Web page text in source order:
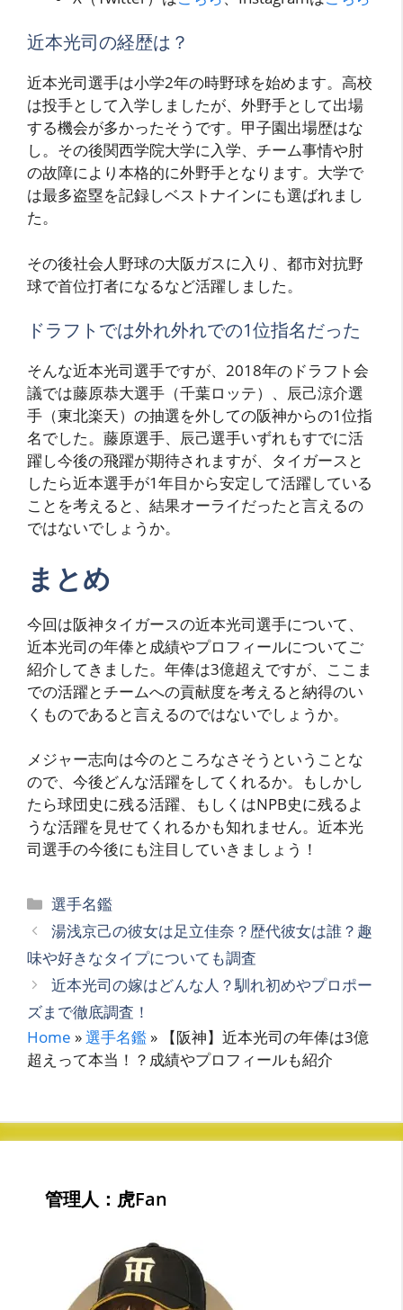
近本光司の経歴は？
近本光司選手は小学2年の時野球を始めます。高校
は投手として入学しましたが、外野手として出場
する機会が多かったそうです。甲子園出場歴はな
し。その後関西学院大学に入学、チーム事情や肘
の故障により本格的に外野手となります。大学で
は最多盗塁を記録しベストナインにも選ばれまし
た。
その後社会人野球の大阪ガスに入り、都市対抗野
球で首位打者になるなど活躍しました。
ドラフトでは外れ外れでの1位指名だった
そんな近本光司選手ですが、2018年のドラフト会
議では藤原恭大選手（千葉ロッテ）、辰己涼介選
手（東北楽天）の抽選を外しての阪神からの1位指
名でした。藤原選手、辰己選手いずれもすでに活
躍し今後の飛躍が期待されますが、タイガースと
したら近本選手が1年目から安定して活躍している
ことを考えると、結果オーライだったと言えるの
ではないでしょうか。
まとめ
今回は阪神タイガースの近本光司選手について、
近本光司の年俸と成績やプロフィールについてご
紹介してきました。年俸は3億超えですが、ここま
での活躍とチームへの貢献度を考えると納得のい
くものであると言えるのではないでしょうか。
メジャー志向は今のところなさそうということな
ので、今後どんな活躍をしてくれるか。もしかし
たら球団史に残る活躍、もしくはNPB史に残るよ
うな活躍を見せてくれるかも知れません。近本光
司選手の今後にも注目していきましょう！
カ
テ
ゴ
リ
ー
選手名鑑
湯浅京己の彼女は足立佳奈？歴代彼女は誰？趣
味や好きなタイプについても調査
近本光司の嫁はどんな人？馴れ初めやプロポー
ズまで徹底調査！
Home »選手名鑑 »
【阪神】近本光司の年俸は3億
超えって本当！？成績やプロフィールも紹介
管理人：虎Fan